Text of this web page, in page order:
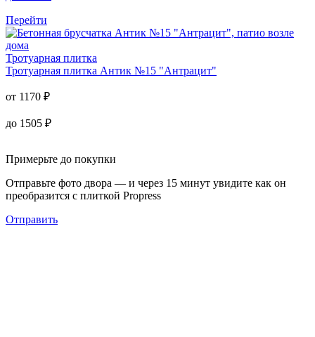
Перейти
Тротуарная плитка
Тротуарная плитка Антик №15 "Антрацит"
от 1170 ₽
до 1505 ₽
Примерьте до покупки
Отправьте фото двора — и через 15 минут увидите как он
преобразится с плиткой Propress
Отправить